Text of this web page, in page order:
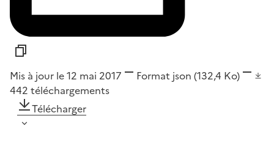
Mis à jour le 12 mai 2017 Format json (132,4 Ko)
442 téléchargements
Télécharger